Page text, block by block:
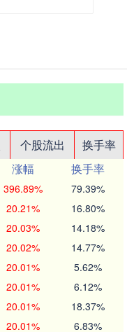
个股流出
换手率
涨幅
换手率
396.89% 79.39%
20.21% 16.80%
20.03% 14.18%
20.02% 14.77%
20.01% 5.62%
20.01% 6.12%
20.01% 18.37%
20.01% 6.83%